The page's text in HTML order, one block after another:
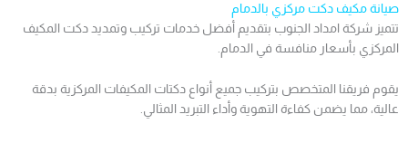
صيانة مكيف دكت مركزي بالدمام
تتميز شركة امداد الجنوب بتقديم أفضل خدمات تركيب وتمديد دكت المكيف
المركزي بأسعار منافسة في الدمام.
يقوم فريقنا المتخصص بتركيب جميع أنواع دكتات المكيفات المركزية بدقة
عالية، مما يضمن كفاءة التهوية وأداء التبريد المثالي.